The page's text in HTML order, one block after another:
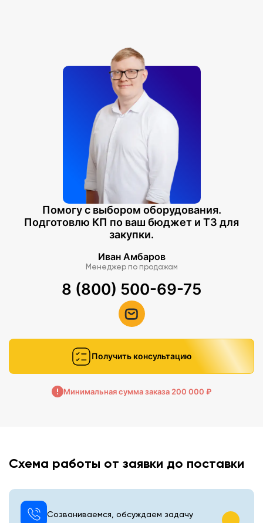
Помогу с выбором оборудования.
Подготовлю КП по ваш бюджет и ТЗ для
закупки.
Иван Амбаров
Менеджер по продажам
8 (800) 500-69-75
Получить консультацию
Минимальная сумма заказа 200 000 ₽
Схема работы от заявки до поставки
Созваниваемся, обсуждаем задачу